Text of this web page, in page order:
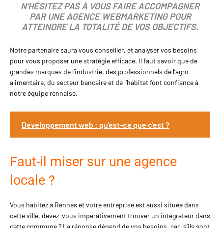
N’HÉSITEZ PAS À VOUS FAIRE ACCOMPAGNER
PAR UNE AGENCE WEBMARKETING POUR
ATTEINDRE LA TOTALITÉ DE VOS OBJECTIFS.
Notre partenaire saura vous conseiller, et analyser vos besoins
pour vous proposer une stratégie efficace. Il faut savoir que de
grandes marques de l’industrie, des professionnels de l’agro-
alimentaire, du secteur bancaire et de l’habitat font confiance à
notre équipe rennaise.
Développement web : qu'est-ce que c'est ?
Faut-il miser sur une agence
locale ?
Vous habitez à Rennes et votre entreprise est aussi située dans
cette ville, devez-vous impérativement trouver un intégrateur dans
cette commune ? La réponse dépend de vos besoins, car, s’ils sont